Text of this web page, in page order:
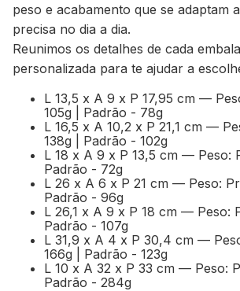
peso e acabamento que se adaptam
precisa no dia a dia.
Reunimos os detalhes de cada
personalizada para te ajudar a
L 13,5 x A 9 x P 17,95 cm —
105g | Padrão - 78g
L 16,5 x A 10,2 x P 21,1 cm —
138g | Padrão - 102g
L 18 x A 9 x P 13,5 cm — Peso:
Padrão - 72g
L 26 x A 6 x P 21 cm — Peso:
Padrão - 96g
L 26,1 x A 9 x P 18 cm — Peso:
Padrão - 107g
L 31,9 x A 4 x P 30,4 cm —
166g | Padrão - 123g
L 10 x A 32 x P 33 cm — Peso:
Padrão - 284g